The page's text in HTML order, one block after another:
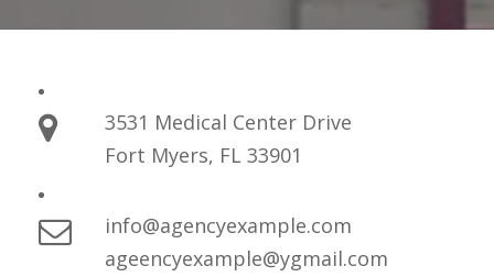
3531 Medical Center Drive
Fort Myers, FL 33901
info@agencyexample.com
ageencyexample@ygmail.com